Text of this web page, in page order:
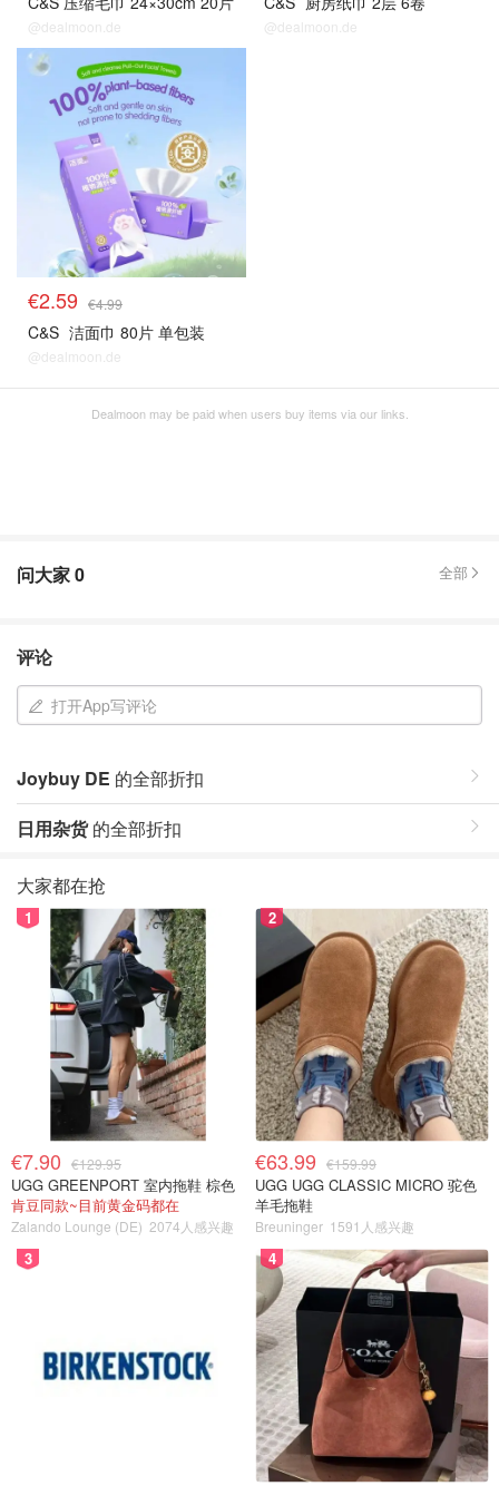
@dealmoon.de @dealmoon.de
€2.59 €4.99
C&S 洁面巾 80片 单包装
@dealmoon.de
Dealmoon may be paid when users buy items via our links.
问大家0 全部
评论
打开App写评论
Joybuy DE 的全部折扣
日用杂货的全部折扣
大家都在抢
1
€7.90 €129.95
UGG GREENPORT 室内拖鞋 棕色
肯豆同款~目前黄金码都在
Zalando Lounge (DE) 2074人感兴趣
2
€63.99 €159.99
UGG UGG CLASSIC MICRO 驼色
羊毛拖鞋
Breuninger 1591人感兴趣
3 4